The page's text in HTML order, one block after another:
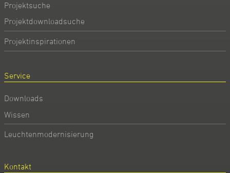
Projektsuche
Projektdownloadsuche
Projektinspirationen
Service
Downloads
Wissen
Leuchtenmodernisierung
Kontakt